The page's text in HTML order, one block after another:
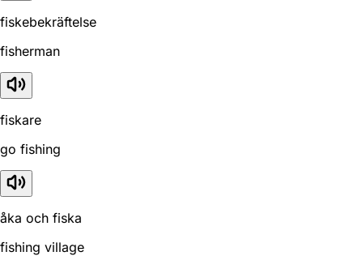
fiskebekräftelse
fisherman
fiskare
go fishing
åka och fiska
fishing village